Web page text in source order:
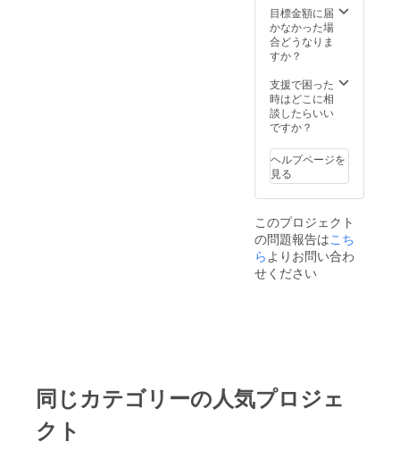
目標金額に届
かなかった場
合どうなりま
すか？
支援で困った
時はどこに相
談したらいい
ですか？
ヘルプページを
見る
このプロジェクト
の問題報告はこち
らよりお問い合わ
せください
同じカテゴリーの人気プロジェ
クト